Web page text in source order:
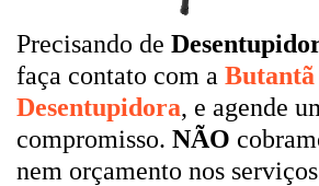
Precisando de
faça contato com a Butantã
Desentupidora, e agende
compromisso. NÃO
nem orçamento nos